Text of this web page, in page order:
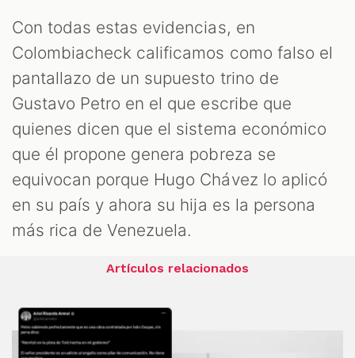
Con todas estas evidencias, en
Colombiacheck calificamos como falso el
pantallazo de un supuesto trino de
Gustavo Petro en el que escribe que
quienes dicen que el sistema económico
que él propone genera pobreza se
equivocan porque Hugo Chávez lo aplicó
en su país y ahora su hija es la persona
más rica de Venezuela.
Artículos relacionados